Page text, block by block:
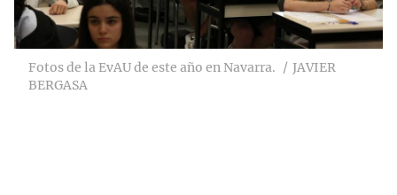
Fotos de la EvAU de este año en Navarra.
JAVIER
BERGASA